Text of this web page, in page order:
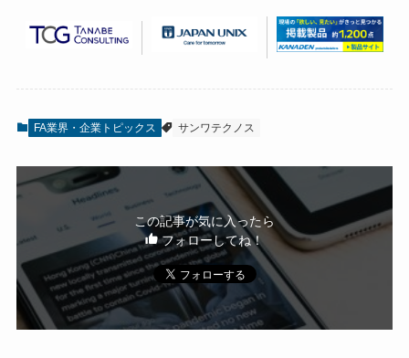
FA業界・企業トピックス サンワテクノス
この記事が気に入ったら
フォローしてね！